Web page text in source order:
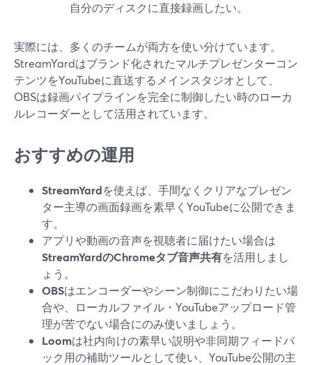
自分のディスクに直接録画したい。
実際には、多くのチームが両方を使い分けています。
StreamYardはブランド化されたマルチプレゼンターコン
テンツをYouTubeに直送するメインスタジオとして、
OBSは録画パイプラインを完全に制御したい時のローカ
ルレコーダーとして活用されています。
おすすめの運用
StreamYardを使えば、手間なくクリアなプレゼン
ター主導の画面録画を素早くYouTubeに公開できま
す。
アプリや動画の音声を視聴者に届けたい場合は
StreamYardのChromeタブ音声共有を活用しまし
ょう。
OBSはエンコーダーやシーン制御にこだわりたい場
合や、ローカルファイル・YouTubeアップロード管
理が苦でない場合にのみ使いましょう。
Loomは社内向けの素早い説明や非同期フィードバ
ック用の補助ツールとして使い、YouTube公開の主